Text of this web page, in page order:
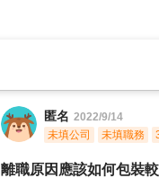
匿名 2022/9/14
未填公司
未填職務
離職原因應該如何包裝